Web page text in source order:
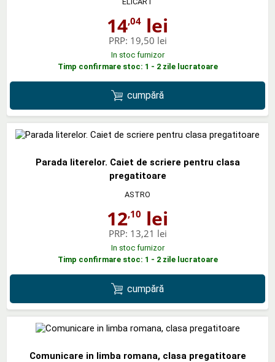
14,04 lei
PRP: 19,50 lei
In stoc furnizor
Timp confirmare stoc: 1 - 2 zile lucratoare
cumpără
Parada literelor. Caiet de scriere pentru clasa
pregatitoare
ASTRO
12,10 lei
PRP: 13,21 lei
In stoc furnizor
Timp confirmare stoc: 1 - 2 zile lucratoare
cumpără
Comunicare in limba romana, clasa pregatitoare